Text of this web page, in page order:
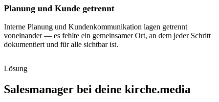
Planung und Kunde getrennt
Interne Planung und Kundenkommunikation lagen getrennt
voneinander — es fehlte ein gemeinsamer Ort, an dem jeder Schritt
dokumentiert und für alle sichtbar ist.
Lösung
Salesmanager bei deine kirche.media